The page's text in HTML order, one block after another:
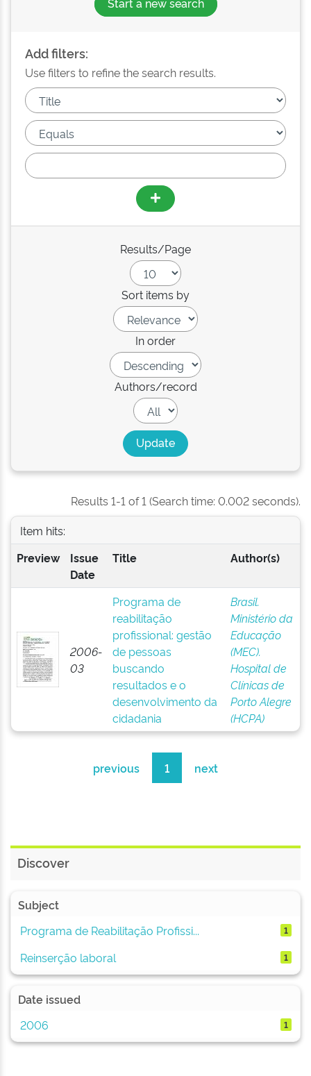
Add filters:
Use filters to refine the search results.
Results/Page
Sort items by
In order
Authors/record
Results 1-1 of 1 (Search time: 0.002 seconds).
Item hits:
Preview
Issue
Date
Title Author(s)
2006-
03
Programa de
reabilitação
profissional: gestão
de pessoas
buscando
resultados e o
desenvolvimento da
cidadania
Brasil.
Ministério da
Educação
(MEC).
Hospital de
Clínicas de
Porto Alegre
(HCPA)
previous 1 next
Discover
Subject
Programa de Reabilitação Profissi...
1
Reinserção laboral 1
Date issued
2006
1